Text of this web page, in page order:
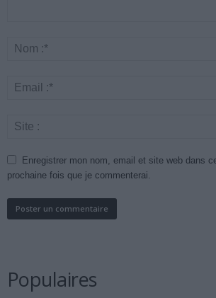
Enregistrer mon nom, email et site web dans
prochaine fois que je commenterai.
Populaires